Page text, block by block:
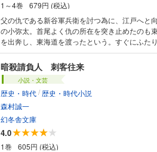
1～4巻
679円 (税込)
父の仇である新谷軍兵衛を討つ為に、江戸へと
の小弥太。首尾よく仇の所在を突き止めたのも
を出奔し、東海道を渡ったという。すぐにふた
けようとするが――。待ち受ける陰謀の数々に
げることが出来るのか!? 新シリーズ第一弾。
暗殺請負人 刺客往来
小説・文芸
歴史・時代/ 歴史・時代小説
森村誠一
幻冬舎文庫
4.0
1巻
605円 (税込)